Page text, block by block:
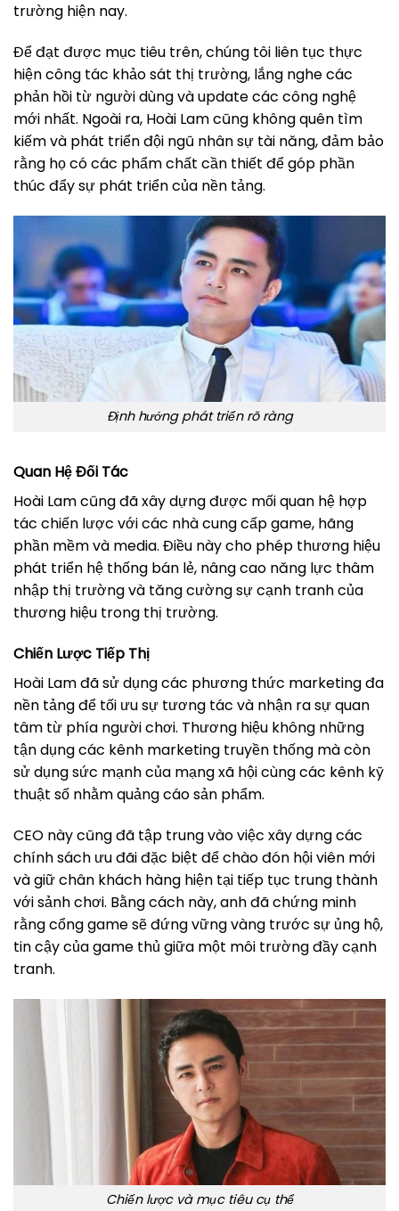
trường hiện nay.
Để đạt được mục tiêu trên, chúng tôi liên tục thực
hiện công tác khảo sát thị trường, lắng nghe các
phản hồi từ người dùng và update các công nghệ
mới nhất. Ngoài ra, Hoài Lam cũng không quên tìm
kiếm và phát triển đội ngũ nhân sự tài năng, đảm bảo
rằng họ có các phẩm chất cần thiết để góp phần
thúc đẩy sự phát triển của nền tảng.
Định hướng phát triển rõ ràng
Quan Hệ Đối Tác
Hoài Lam cũng đã xây dựng được mối quan hệ hợp
tác chiến lược với các nhà cung cấp game, hãng
phần mềm và media. Điều này cho phép thương hiệu
phát triển hệ thống bán lẻ, nâng cao năng lực thâm
nhập thị trường và tăng cường sự cạnh tranh của
thương hiệu trong thị trường.
Chiến Lược Tiếp Thị
Hoài Lam đã sử dụng các phương thức marketing đa
nền tảng để tối ưu sự tương tác và nhận ra sự quan
tâm từ phía người chơi. Thương hiệu không những
tận dụng các kênh marketing truyền thống mà còn
sử dụng sức mạnh của mạng xã hội cùng các kênh kỹ
thuật số nhằm quảng cáo sản phẩm.
CEO này cũng đã tập trung vào việc xây dựng các
chính sách ưu đãi đặc biệt để chào đón hội viên mới
và giữ chân khách hàng hiện tại tiếp tục trung thành
với sảnh chơi. Bằng cách này, anh đã chứng minh
rằng cổng game sẽ đứng vững vàng trước sự ủng hộ,
tin cậy của game thủ giữa một môi trường đầy cạnh
tranh.
Chiến lược và mục tiêu cụ thể